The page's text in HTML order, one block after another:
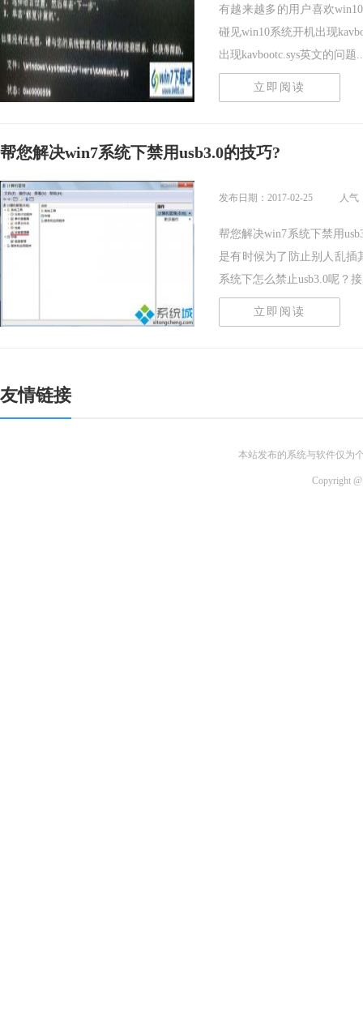
有越来越多的用户喜欢
碰见win10系统开机出现
出现kavbootc.sys英文的问题
立即阅读
帮您解决win7系统下禁用usb3.0的技巧?
发布日期：2017-02-25 人气
帮您解决win7系统下禁用
是有时候为了防止别人乱插
系统下怎么禁止usb3.0呢？
立即阅读
友情链接
本站发布的系统与软件仅为
Copyright